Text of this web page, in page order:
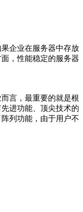
企业在服务器中存放
，性能稳定的服务器
言，最重要的就是根
进功能、顶尖技术的
列功能，由于用户不